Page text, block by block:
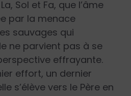
Sol et Fa, que l’âme
par la menace
sauvages qui
ne parvient pas à se
effrayante.
effort, un dernier
s’élève vers le Père en